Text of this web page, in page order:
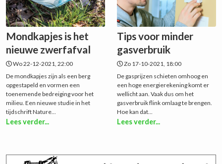
Mondkapjes is het
nieuwe zwerfafval
Wo 22-12-2021, 22:00
De mondkapjes zijn als een berg
opgestapeld en vormen een
toenemende bedreiging voor het
milieu. Een nieuwe studie in het
tijdschrift Nature...
Lees verder...
Tips voor minder
gasverbruik
Zo 17-10-2021, 18:00
De gasprijzen schieten omhoog en
een hoge energierekening komt er
wellicht aan. Vaak dus om het
gasverbruik flink omlaag te brengen.
Hoe kan dat...
Lees verder...